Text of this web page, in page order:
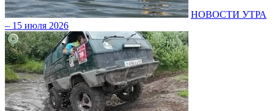
НОВОСТИ УТРА
– 15 июля 2026